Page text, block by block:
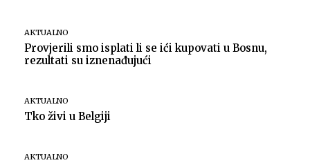
AKTUALNO
Provjerili smo isplati li se ići kupovati u Bosnu,
rezultati su iznenađujući
AKTUALNO
Tko živi u Belgiji
AKTUALNO